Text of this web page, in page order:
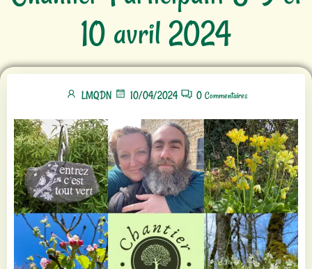
10 avril 2024
LMQDN 10/04/2024 0 Commentaires